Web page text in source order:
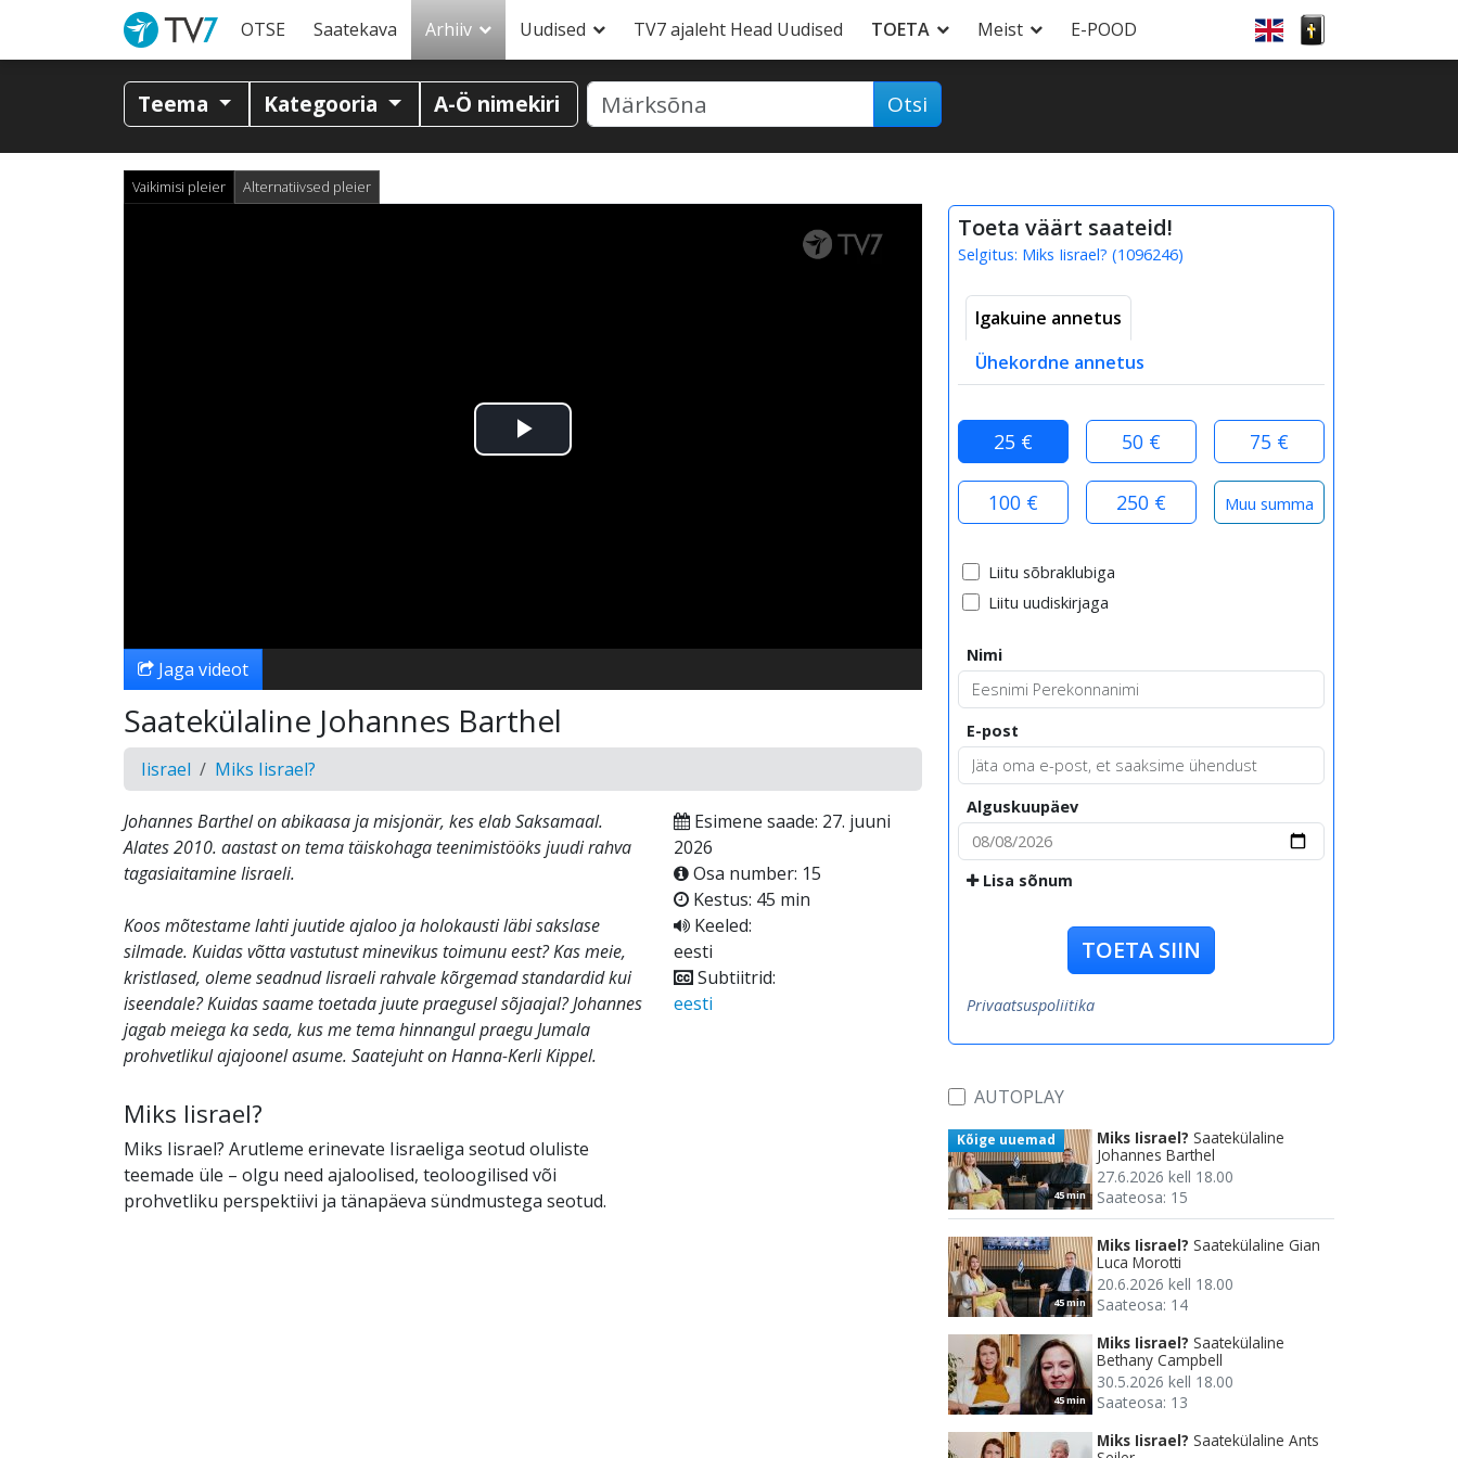
OTSE Saatekava Arhiiv Uudised TV7 ajaleht Head Uudised TOETA Meist E-POOD
Teema Kategooria A-Ö nimekiri Otsi
Vaikimisi pleier Alternatiivsed pleier
Esita
Jaga videot
Saatekülaline Johannes Barthel
Iisrael Miks Iisrael?
Johannes Barthel on abikaasa ja misjonär, kes elab Saksamaal.
Alates 2010. aastast on tema täiskohaga teenimistööks juudi rahva
tagasiaitamine Iisraeli.
Koos mõtestame lahti juutide ajaloo ja holokausti läbi sakslase
silmade. Kuidas võtta vastutust minevikus toimunu eest? Kas meie,
kristlased, oleme seadnud Iisraeli rahvale kõrgemad standardid kui
iseendale? Kuidas saame toetada juute praegusel sõjaajal? Johannes
jagab meiega ka seda, kus me tema hinnangul praegu Jumala
prohvetlikul ajajoonel asume. Saatejuht on Hanna-Kerli Kippel.
Miks Iisrael?
Miks Iisrael? Arutleme erinevate Iisraeliga seotud oluliste
teemade üle – olgu need ajaloolised, teoloogilised või
prohvetliku perspektiivi ja tänapäeva sündmustega seotud.
Esimene saade: 27. juuni
2026
Osa number: 15
Kestus: 45 min
Keeled:
eesti
Subtiitrid:
eesti
Toeta väärt saateid!
Selgitus: Miks Iisrael? (1096246)
Igakuine annetus
Ühekordne annetus
25 € 50 € 75 €
100 € 250 €
Liitu sõbraklubiga
Liitu uudiskirjaga
Nimi
E-post
Alguskuupäev
Lisa sõnum
TOETA SIIN
Privaatsuspoliitika
AUTOPLAY
45 min
Kõige uuemad Miks Iisrael? Saatekülaline
Johannes Barthel
27.6.2026 kell 18.00
Saateosa: 15
45 min
Miks Iisrael? Saatekülaline Gian
Luca Morotti
20.6.2026 kell 18.00
Saateosa: 14
45 min
Miks Iisrael? Saatekülaline
Bethany Campbell
30.5.2026 kell 18.00
Saateosa: 13
Miks Iisrael? Saatekülaline Ants